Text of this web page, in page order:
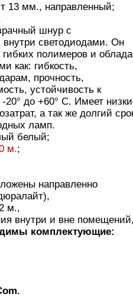
13 мм., направленный;
шнур с
светодиодами. Он
гибких полимеров и
как: гибкость,
прочность,
устойчивость к
20° до +60° С. Имеет
а так же долгий
ламп.
белый;
м.;
направленно
м.,
внутри и вне
комплектующие: